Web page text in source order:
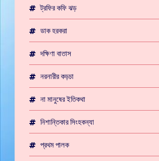
ট্রফির কফি ঝড়
ডাক হরকরা
দক্ষিণা বাতাস
নরনারীর কড়চা
না মানুষের ইতিকথা
নিশান্তিকার সিংহকন্যা
প্রথম পালক